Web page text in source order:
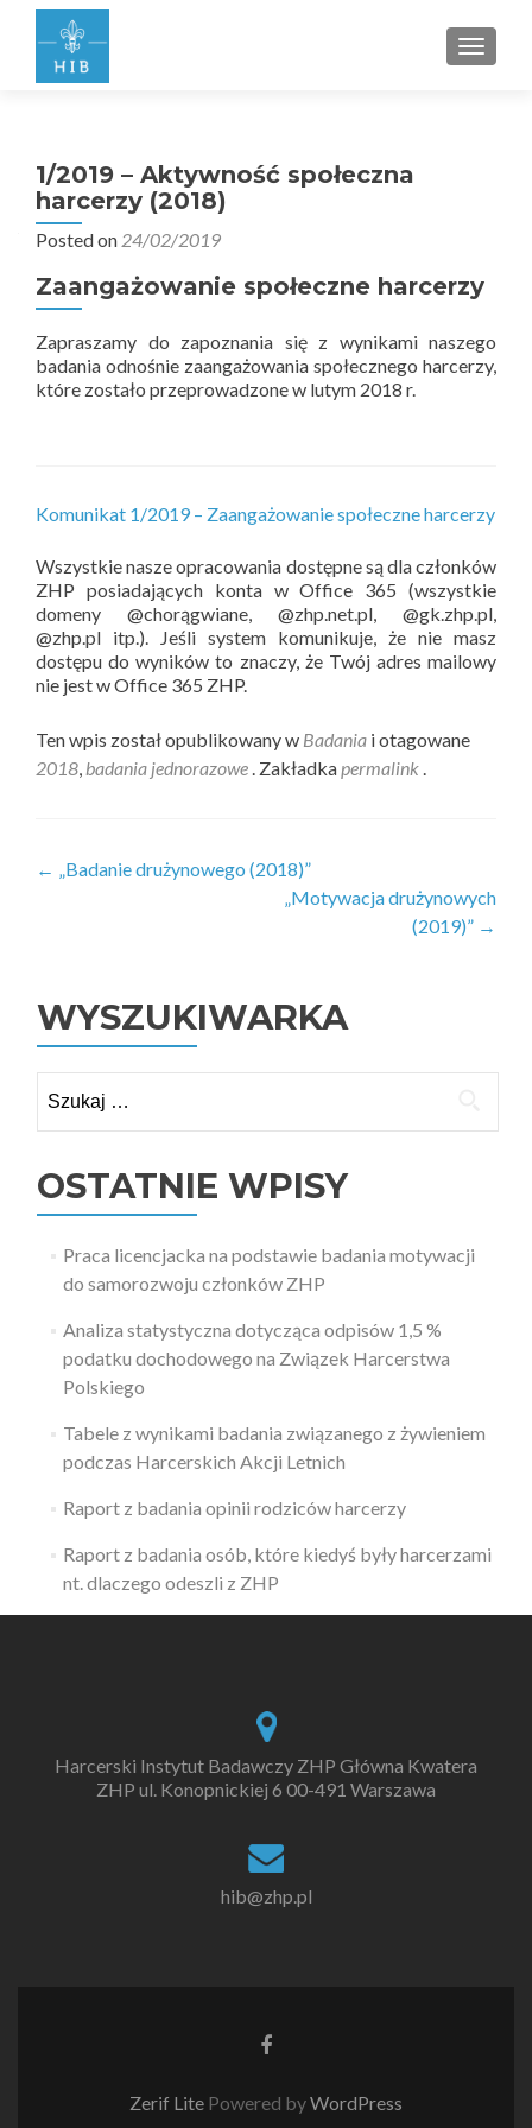
1/2019 – Aktywność społeczna
harcerzy (2018)
Posted on 24/02/2019
Zaangażowanie społeczne harcerzy
Zapraszamy do zapoznania się z wynikami naszego
badania odnośnie zaangażowania społecznego harcerzy,
które zostało przeprowadzone w lutym 2018 r.
Komunikat 1/2019 – Zaangażowanie społeczne harcerzy
Wszystkie nasze opracowania dostępne są dla członków
ZHP posiadających konta w Office 365 (wszystkie
domeny @chorągwiane, @zhp.net.pl, @gk.zhp.pl,
@zhp.pl itp.). Jeśli system komunikuje, że nie masz
dostępu do wyników to znaczy, że Twój adres mailowy
nie jest w Office 365 ZHP.
Ten wpis został opublikowany w Badania i otagowane
2018, badania jednorazowe . Zakładkapermalink .
Zobacz
← „Badanie drużynowego (2018)”
„Motywacja drużynowych
(2019)” →
WYSZUKIWARKA
OSTATNIE WPISY
Praca licencjacka na podstawie badania motywacji
do samorozwoju członków ZHP
Analiza statystyczna dotycząca odpisów 1,5 %
podatku dochodowego na Związek Harcerstwa
Polskiego
Tabele z wynikami badania związanego z żywieniem
podczas Harcerskich Akcji Letnich
Raport z badania opinii rodziców harcerzy
Raport z badania osób, które kiedyś były harcerzami
nt. dlaczego odeszli z ZHP
Harcerski Instytut Badawczy ZHP Główna Kwatera
ZHP ul. Konopnickiej 6 00-491 Warszawa
hib@zhp.pl
Go
Zerif Lite Powered byWordPress